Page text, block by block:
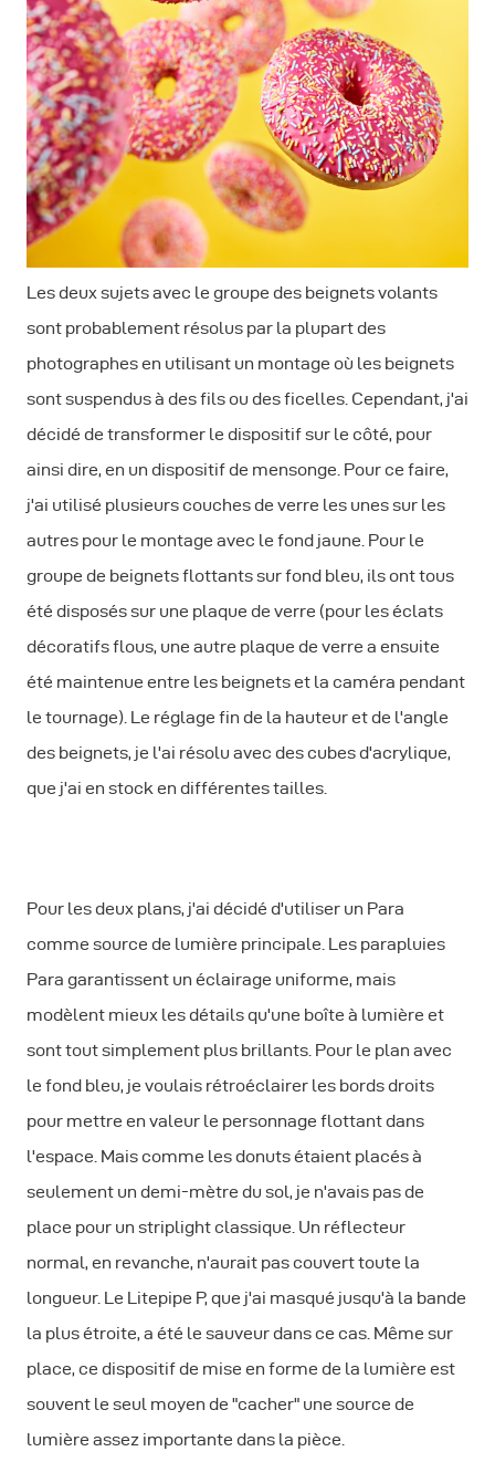
Les deux sujets avec le groupe des beignets volants
sont probablement résolus par la plupart des
photographes en utilisant un montage où les beignets
sont suspendus à des fils ou des ficelles. Cependant, j'ai
décidé de transformer le dispositif sur le côté, pour
ainsi dire, en un dispositif de mensonge. Pour ce faire,
j'ai utilisé plusieurs couches de verre les unes sur les
autres pour le montage avec le fond jaune. Pour le
groupe de beignets flottants sur fond bleu, ils ont tous
été disposés sur une plaque de verre (pour les éclats
décoratifs flous, une autre plaque de verre a ensuite
été maintenue entre les beignets et la caméra pendant
le tournage). Le réglage fin de la hauteur et de l'angle
des beignets, je l'ai résolu avec des cubes d'acrylique,
que j'ai en stock en différentes tailles.
Pour les deux plans, j'ai décidé d'utiliser un Para
comme source de lumière principale. Les parapluies
Para garantissent un éclairage uniforme, mais
modèlent mieux les détails qu'une boîte à lumière et
sont tout simplement plus brillants. Pour le plan avec
le fond bleu, je voulais rétroéclairer les bords droits
pour mettre en valeur le personnage flottant dans
l'espace. Mais comme les donuts étaient placés à
seulement un demi-mètre du sol, je n'avais pas de
place pour un striplight classique. Un réflecteur
normal, en revanche, n'aurait pas couvert toute la
longueur. Le Litepipe P, que j'ai masqué jusqu'à la bande
la plus étroite, a été le sauveur dans ce cas. Même sur
place, ce dispositif de mise en forme de la lumière est
souvent le seul moyen de "cacher" une source de
lumière assez importante dans la pièce.